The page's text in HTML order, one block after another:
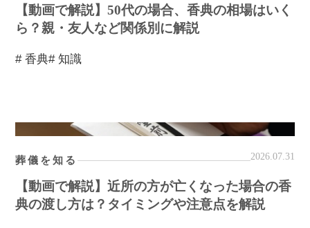
【動画で解説】50代の場合、香典の相場はいく
ら？親・友人など関係別に解説
# 香典# 知識
葬儀を知る 2026.07.31
【動画で解説】近所の方が亡くなった場合の香
典の渡し方は？タイミングや注意点を解説